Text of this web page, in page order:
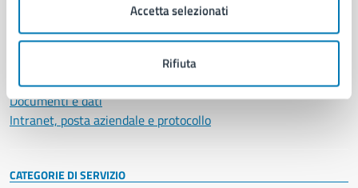
Accetta selezionati
Rifiuta
Enti e fondazioni
Personale amministrativo
Documenti e dati
Intranet, posta aziendale e protocollo
CATEGORIE DI SERVIZIO